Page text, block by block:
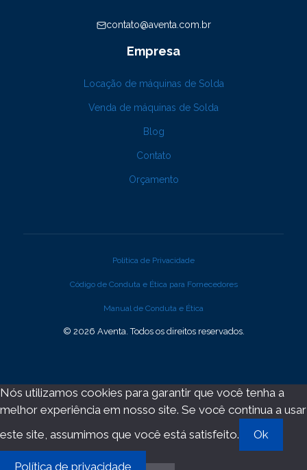
contato@aventa.com.br
Empresa
Locação de máquinas de Solda
Venda de máquinas de Solda
Blog
Contato
Orçamento
© 2026 Aventa. Todos os direitos reservados.
Política de Privacidade
Código de Conduta e Ética para Fornecedores
Manual de Conduta e Ética
Nós utilizamos cookies para garantir que você tenha a
melhor experiência em nosso site. Se você continua a usar
este site, assumimos que você está satisfeito.
Ok
Política de privacidade